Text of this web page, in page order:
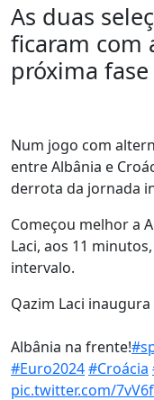
As duas
ficaram com
próxima
Num jogo com
entre Albânia e
derrota da jornada
Começou melhor a
Laci, aos 11
intervalo.
Qazim Laci
Albânia na frente!
#Euro2024#Croácia
pic.twitter.com/